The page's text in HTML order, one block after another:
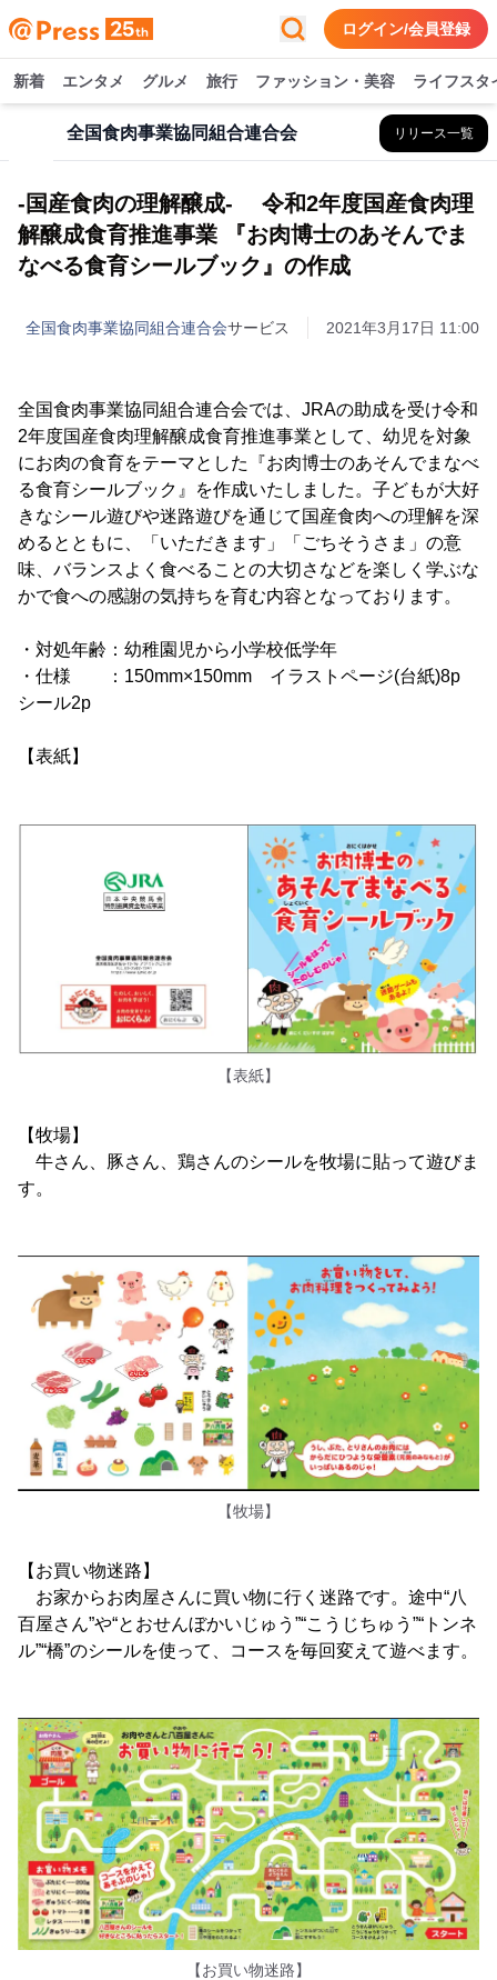
ログイン/会員登録
新着 エンタメ グルメ 旅行 ファッション・美容 ライフスタ
全国食肉事業協同組合連合会 リリース一覧
-国産食肉の理解醸成- 令和2年度国産食肉理
解醸成食育推進事業 『お肉博士のあそんでま
なべる食育シールブック』の作成
全国食肉事業協同組合連合会サービス 2021年3月17日 11:00
全国食肉事業協同組合連合会では、JRAの助成を受け令和
2年度国産食肉理解醸成食育推進事業として、幼児を対象
にお肉の食育をテーマとした『お肉博士のあそんでまなべ
る食育シールブック』を作成いたしました。子どもが大好
きなシール遊びや迷路遊びを通じて国産食肉への理解を深
めるとともに、「いただきます」「ごちそうさま」の意
味、バランスよく食べることの大切さなどを楽しく学ぶな
かで食への感謝の気持ちを育む内容となっております。
・対処年齢：幼稚園児から小学校低学年
・仕様 ：150mm×150mm イラストページ(台紙)8p
シール2p
【表紙】
【表紙】
【牧場】
牛さん、豚さん、鶏さんのシールを牧場に貼って遊びま
す。
【牧場】
【お買い物迷路】
お家からお肉屋さんに買い物に行く迷路です。途中“八
百屋さん”や“とおせんぼかいじゅう”“こうじちゅう”“トンネ
ル”“橋”のシールを使って、コースを毎回変えて遊べます。
【お買い物迷路】